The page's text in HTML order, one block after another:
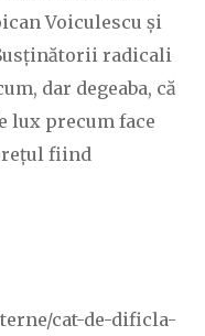
Voiculescu și
radicali
dar degeaba, că
lux precum face
fiind
cat-de-dificla-